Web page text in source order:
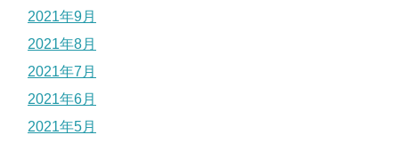
2021年9月
2021年8月
2021年7月
2021年6月
2021年5月